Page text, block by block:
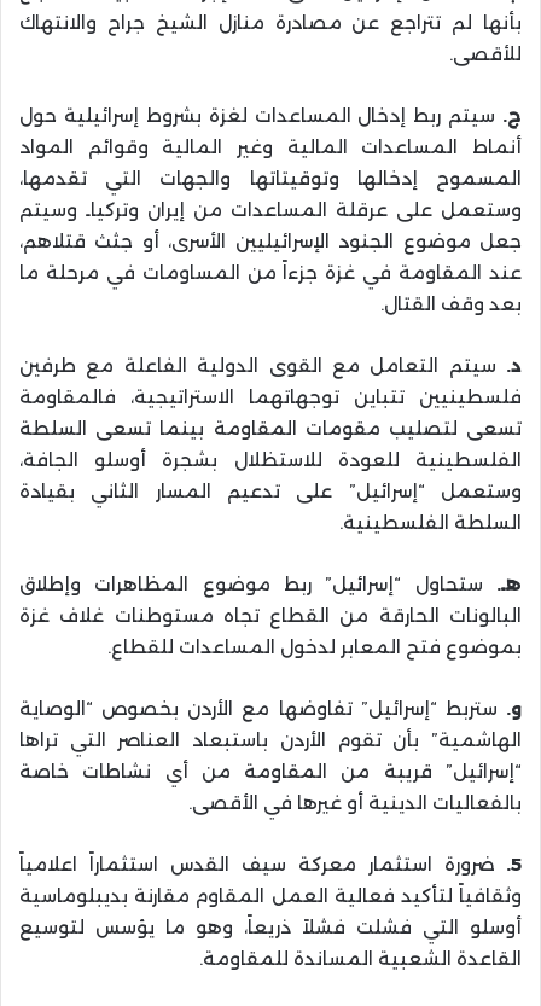
بأنها لم تتراجع عن مصادرة منازل الشيخ جراح والانتهاك
للأقصى.
ج. سيتم ربط إدخال المساعدات لغزة بشروط إسرائيلية حول
أنماط المساعدات المالية وغير المالية وقوائم المواد
المسموح إدخالها وتوقيتاتها والجهات التي تقدمها،
وستعمل على عرقلة المساعدات من إيران وتركياـ وسيتم
جعل موضوع الجنود الإسرائيليين الأسرى، أو جثث قتلاهم،
عند المقاومة في غزة جزءاً من المساومات في مرحلة ما
بعد وقف القتال.
د. سيتم التعامل مع القوى الدولية الفاعلة مع طرفين
فلسطينيين تتباين توجهاتهما الاستراتيجية، فالمقاومة
تسعى لتصليب مقومات المقاومة بينما تسعى السلطة
الفلسطينية للعودة للاستظلال بشجرة أوسلو الجافة،
وستعمل “إسرائيل” على تدعيم المسار الثاني بقيادة
السلطة الفلسطينية.
هـ. ستحاول “إسرائيل” ربط موضوع المظاهرات وإطلاق
البالونات الحارقة من القطاع تجاه مستوطنات غلاف غزة
بموضوع فتح المعابر لدخول المساعدات للقطاع.
و. ستربط “إسرائيل” تفاوضها مع الأردن بخصوص “الوصاية
الهاشمية” بأن تقوم الأردن باستبعاد العناصر التي تراها
“إسرائيل” قريبة من المقاومة من أي نشاطات خاصة
بالفعاليات الدينية أو غيرها في الأقصى.
5.
ضرورة استثمار معركة سيف القدس استثماراً اعلامياً
وثقافياً لتأكيد فعالية العمل المقاوم مقارنة بديبلوماسية
أوسلو التي فشلت فشلاً ذريعاً، وهو ما يؤسس لتوسيع
القاعدة الشعبية المساندة للمقاومة.